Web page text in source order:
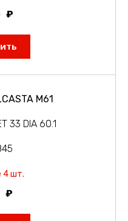
M61
33 DIA 60.1
4 шт.